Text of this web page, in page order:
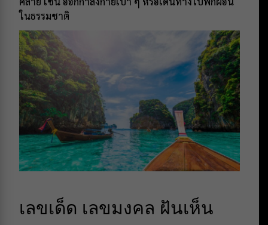
ในธรรมชาติ
เลขเด็ด เลขมงคล ฝันเห็น